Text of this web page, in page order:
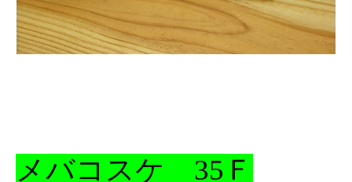
メバコスケ 35Ｆ